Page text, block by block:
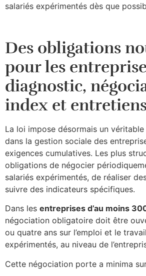
salariés expérimentés dès que
Des obligations
pour les
diagnostic,
index et
La loi impose désormais un
dans la gestion sociale des
exigences cumulatives. Les plus
obligations de négocier
salariés expérimentés, de réaliser
suivre des indicateurs spécifiques.​
Dans les entreprises d’au moins
négociation obligatoire doit être
ou quatre ans sur l’emploi et le
expérimentés, au niveau de
Cette négociation porte a minima